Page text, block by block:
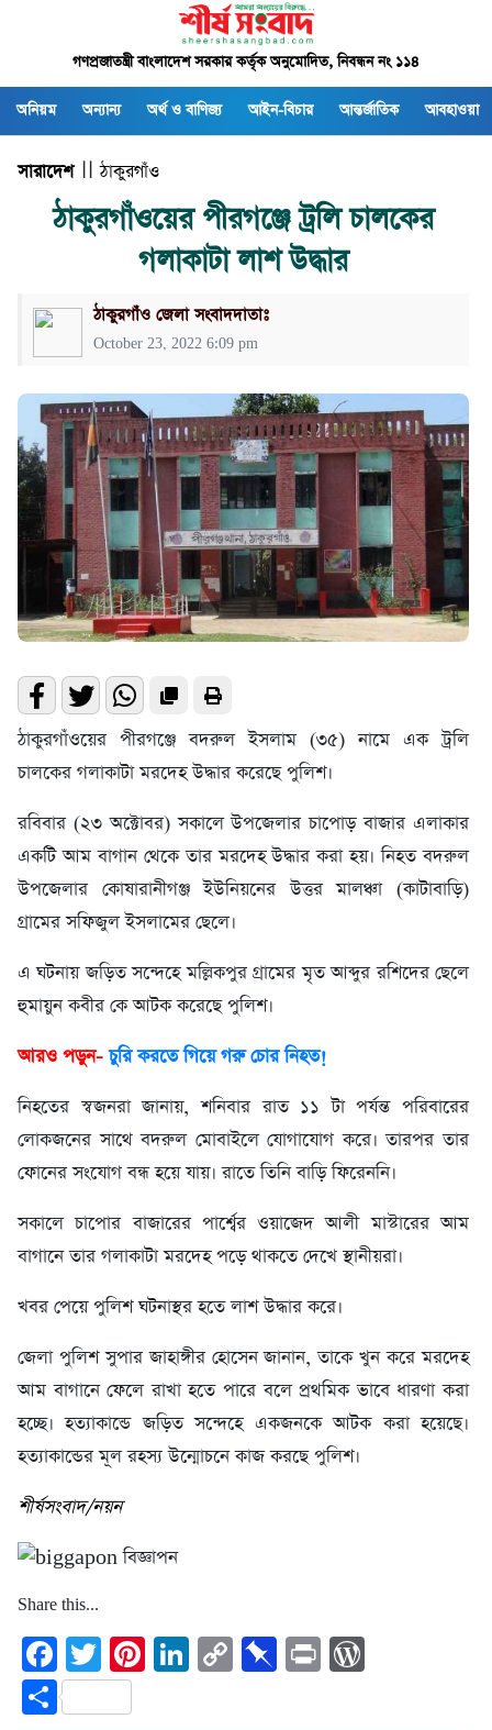
গণপ্রজাতন্ত্রী বাংলাদেশ সরকার কর্তৃক অনুমোদিত, নিবন্ধন নং ১১৪
অনিয়ম অন্যান্য অর্থ ও বাণিজ্য আইন-বিচার আন্তর্জাতিক আবহাওয়া
সারাদেশ| |ঠাকুরগাঁও
ঠাকুরগাঁওয়ের পীরগঞ্জে ট্রলি চালকের
গলাকাটা লাশ উদ্ধার
ঠাকুরগাঁও জেলা সংবাদদাতাঃ
October 23, 2022 6:09 pm
ঠাকুরগাঁওয়ের পীরগঞ্জে বদরুল ইসলাম (৩৫) নামে এক ট্রলি
চালকের গলাকাটা মরদেহ উদ্ধার করেছে পুলিশ।
রবিবার (২৩ অক্টোবর) সকালে উপজেলার চাপোড় বাজার এলাকার
একটি আম বাগান থেকে তার মরদেহ উদ্ধার করা হয়। নিহত বদরুল
উপজেলার কোষারানীগঞ্জ ইউনিয়নের উত্তর মালঞ্চা (কাটাবাড়ি)
গ্রামের সফিজুল ইসলামের ছেলে।
এ ঘটনায় জড়িত সন্দেহে মল্লিকপুর গ্রামের মৃত আব্দুর রশিদের ছেলে
হুমায়ুন কবীর কে আটক করেছে পুলিশ।
আরও পড়ুন-চুরি করতে গিয়ে গরু চোর নিহত!
নিহতের স্বজনরা জানায়, শনিবার রাত ১১ টা পর্যন্ত পরিবারের
লোকজনের সাথে বদরুল মোবাইলে যোগাযোগ করে। তারপর তার
ফোনের সংযোগ বন্ধ হয়ে যায়। রাতে তিনি বাড়ি ফিরেননি।
সকালে চাপোর বাজারের পার্শ্বের ওয়াজেদ আলী মাস্টারের আম
বাগানে তার গলাকাটা মরদেহ পড়ে থাকতে দেখে স্থানীয়রা।
খবর পেয়ে পুলিশ ঘটনাস্থর হতে লাশ উদ্ধার করে।
জেলা পুলিশ সুপার জাহাঙ্গীর হোসেন জানান, তাকে খুন করে মরদেহ
আম বাগানে ফেলে রাখা হতে পারে বলে প্রথমিক ভাবে ধারণা করা
হচ্ছে। হত্যাকান্ডে জড়িত সন্দেহে একজনকে আটক করা হয়েছে।
হত্যাকান্ডের মূল রহস্য উন্মোচনে কাজ করছে পুলিশ।
শীর্ষসংবাদ/নয়ন
Share this...
Facebook
TwitterPinterest
LinkedIn
CopyPinboard
Print
Share